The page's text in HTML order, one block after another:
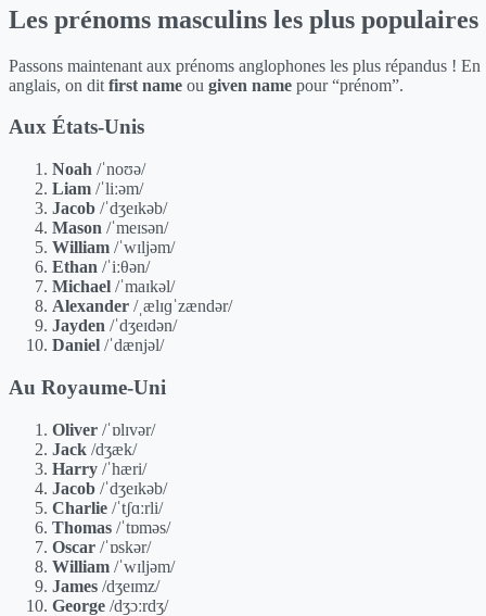
Les prénoms masculins les plus populaires
Passons maintenant aux prénoms anglophones les plus répandus ! En
anglais, on dit first name ou given name pour “prénom”.
Aux États-Unis
Noah /ˈnoʊə/
Liam /ˈliːəm/
Jacob /ˈdʒeɪkəb/
Mason /ˈmeɪsən/
William /ˈwɪljəm/
Ethan /ˈiːθən/
Michael /ˈmaɪkəl/
Alexander /ˌælɪɡˈzændər/
Jayden /ˈdʒeɪdən/
Daniel /ˈdænjəl/
Au Royaume-Uni
Oliver /ˈɒlɪvər/
Jack /dʒæk/
Harry /ˈhæri/
Jacob /ˈdʒeɪkəb/
Charlie /ˈtʃɑːrli/
Thomas /ˈtɒməs/
Oscar /ˈɒskər/
William /ˈwɪljəm/
James /dʒeɪmz/
George /dʒɔːrdʒ/